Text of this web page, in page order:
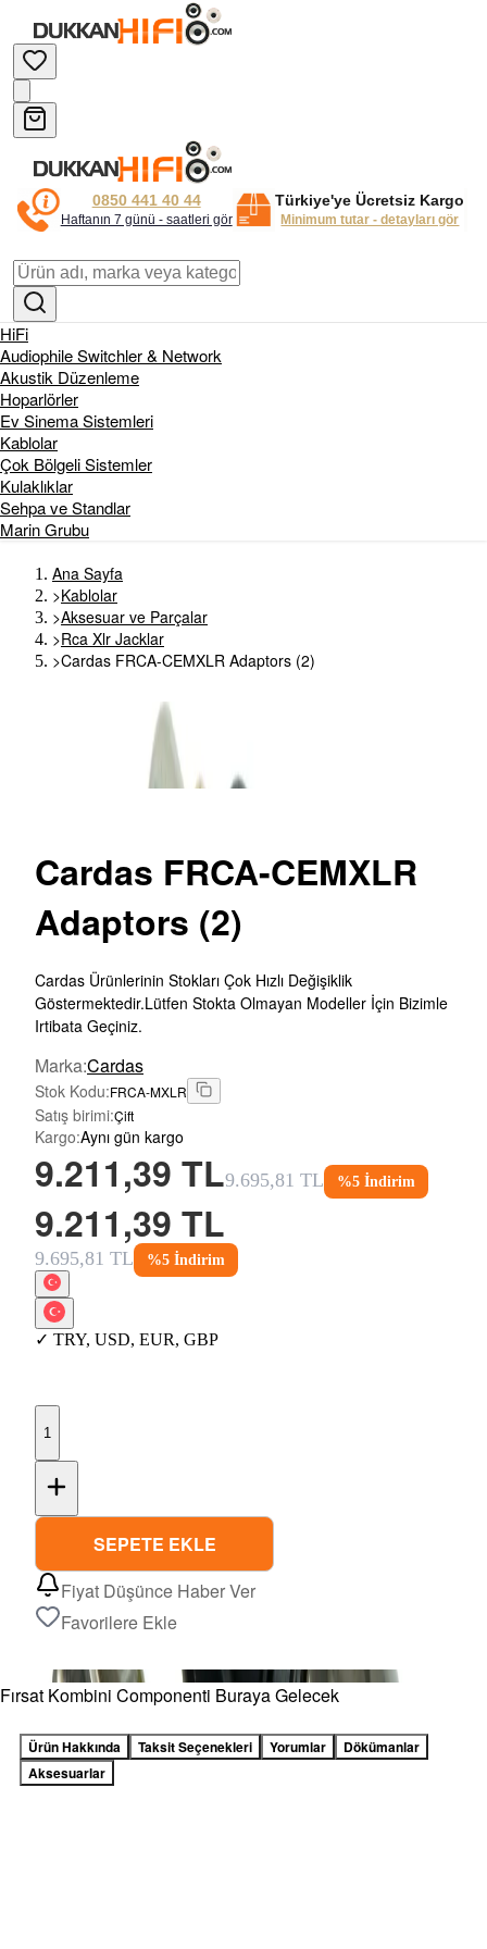
0850 441 40 44
Haftanın 7 günü - saatleri gör
Türkiye'ye Ücretsiz Kargo
Minimum tutar - detayları gör
HiFi
Audiophile Switchler & Network
Akustik Düzenleme
Hoparlörler
Ev Sinema Sistemleri
Kablolar
Çok Bölgeli Sistemler
Kulaklıklar
Sehpa ve Standlar
Marin Grubu
Ana Sayfa
>Kablolar
>Aksesuar ve Parçalar
>Rca Xlr Jacklar
>Cardas FRCA-CEMXLR Adaptors (2)
Cardas FRCA-CEMXLR
Adaptors (2)
Cardas Ürünlerinin Stokları Çok Hızlı Değişiklik
Göstermektedir.Lütfen Stokta Olmayan Modeller İçin Bizimle
Irtibata Geçiniz.
Marka:Cardas
Stok Kodu:FRCA-MXLR
Satış birimi:Çift
Kargo:Aynı gün kargo
9.211,39 TL9.695,81 TL %5 İndirim
9.211,39 TL
9.695,81 TL %5 İndirim
✓ TRY, USD, EUR, GBP
1
SEPETE EKLE
Fiyat Düşünce Haber Ver
Favorilere Ekle
Fırsat Kombini Componenti Buraya Gelecek
Ürün Hakkında Taksit Seçenekleri Yorumlar
Dökümanlar
Aksesuarlar